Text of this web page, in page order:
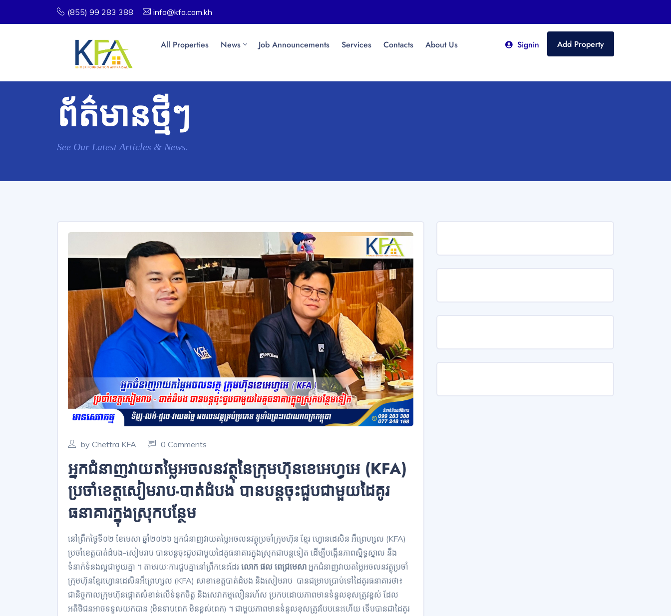
(855) 99 283 388 info@kfa.com.kh
All Properties News Job Announcements Services Contacts About Us Signin Add Property
ព័ត៌មានថ្មីៗ
See Our Latest Articles & News.
by Chettra KFA 0 Comments
អ្នកជំនាញវាយតម្លៃអចលនវត្ថុនៃក្រុមហ៊ុនខេអេហ្វអេ (KFA)
ប្រចាំខេត្តសៀមរាប-បាត់ដំបង បានបន្តចុះជួបជាមួយដៃគូរ
ធនាគារក្នុងស្រុកបន្ថែម
នៅព្រឹកថ្ងៃទី០២ ខែមេសា ឆ្នាំ២០២៦ អ្នកជំនាញវាយតម្លៃអចលនវត្ថុប្រចាំក្រុមហ៊ុន ខ្មែរ ហ្វោនដេសិន អឹព្រេហ្សល (KFA)
ប្រចាំខេត្តបាត់ដំបង-សៀមរាប បានបន្តចុះជួបជាមួយដៃគូធនាគារក្នុងស្រុកជាបន្តទៀត ដើម្បីបង្កើនភាពស្និទ្ធស្នាល នឹង
ទំនាក់ទំនងល្អជាមួយគ្នា ។ តាមរយៈការជួបគ្នានៅព្រឹកនេះដែរ លោក ផល ពេជ្រមេសា អ្នកជំនាញវាយតម្លៃអចលនវត្ថុប្រចាំ
ក្រុមហ៊ុនខ្មែរហ្វោនដេសិនអឹព្រេហ្សល (KFA) សាខាខេត្តបាត់ដំបង និងសៀមរាប បានជម្រាបប្រាប់ទៅដៃគូរធនាគារថា៖
ជានិច្ចកាលក្រុមហ៊ុនផ្តោតសំខាន់លើទំនុកចិត្ត និងសេវាកម្មលឿនរហ័ស ប្រកបដោយភាពមានទំនួលខុសត្រូវខ្ពស់ ដែល
អតិថិជនអាចទទួលយកបាន (មិនទាបពេក មិនខ្ពស់ពេក) ។ ជាមួយភាពមានទំនួលខុសត្រូវបែបនេះហើយ ទើបបានជាដៃគូរ